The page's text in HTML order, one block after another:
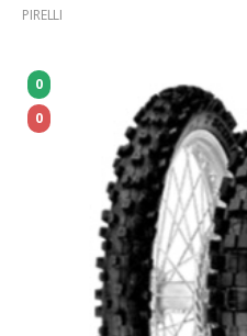
PIRELLI
0
0